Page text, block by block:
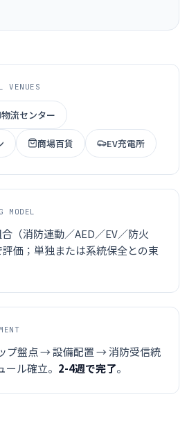
VENUES
物流センター
商場百貨 EV充電所
（消防連動／AED／EV／防火
評価；単独または系統保全との束
プ盤点 → 設備配置 → 消防受信統
ル確立。 2-4週で完了。